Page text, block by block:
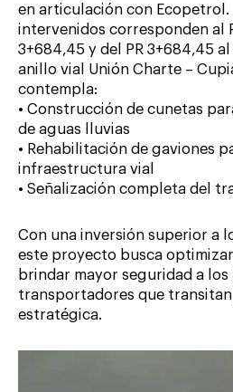
en articulación con Ecopetrol.
intervenidos corresponden al
3+684,45 y del PR 3+684,45 al
anillo vial Unión Charte –
contempla:
• Construcción de cunetas
de aguas lluvias
• Rehabilitación de gaviones
infraestructura vial
• Señalización completa del
Con una inversión superior a
este proyecto busca
brindar mayor seguridad a
transportadores que
estratégica.